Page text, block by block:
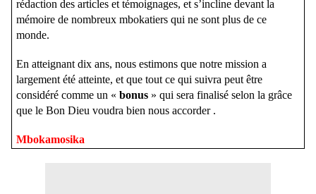
rédaction des articles et témoignages, et s’incline devant la
mémoire de nombreux mbokatiers qui ne sont plus de ce
monde.
En atteignant dix ans, nous estimons que notre mission a
largement été atteinte, et que tout ce qui suivra peut être
considéré comme un « bonus» qui sera finalisé selon la grâce
que le Bon Dieu voudra bien nous accorder .
Mbokamosika